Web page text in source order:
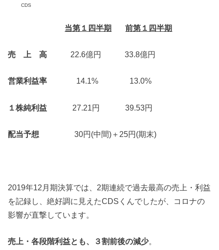
CDS
当第１四半期 前第１四半期
売 上 高 22.6億円 33.8億円
営業利益率 14.1% 13.0%
１株純利益 27.21円 39.53円
配当予想 30円(中間)＋25円(期末)
2019年12月期決算では、2期連続で過去最高の売上・利益
を記録し、絶好調に見えたCDSくんでしたが、コロナの
影響が直撃しています。
売上・各段階利益とも、３割前後の減少。